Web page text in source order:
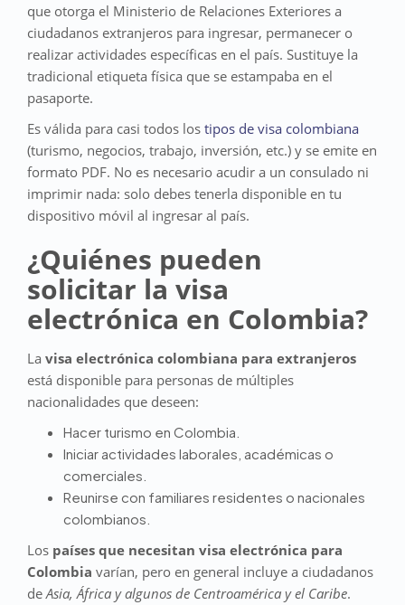
que otorga el Ministerio de Relaciones Exteriores a
ciudadanos extranjeros para ingresar, permanecer o
realizar actividades específicas en el país. Sustituye la
tradicional etiqueta física que se estampaba en el
pasaporte.
Es válida para casi todos los tipos de visa colombiana
(turismo, negocios, trabajo, inversión, etc.) y se emite en
formato PDF. No es necesario acudir a un consulado ni
imprimir nada: solo debes tenerla disponible en tu
dispositivo móvil al ingresar al país.
¿Quiénes pueden
solicitar la visa
electrónica en Colombia?
La visa electrónica colombiana para extranjeros
está disponible para personas de múltiples
nacionalidades que deseen:
Hacer turismo en Colombia.
Iniciar actividades laborales, académicas o
comerciales.
Reunirse con familiares residentes o nacionales
colombianos.
Los países que necesitan visa electrónica para
Colombia varían, pero en general incluye a ciudadanos
deAsia, África y algunos de Centroamérica y el Caribe.